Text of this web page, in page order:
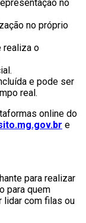
no
no próprio
realiza o
e pode ser
real.
online do
e
para realizar
para quem
lidar com filas ou